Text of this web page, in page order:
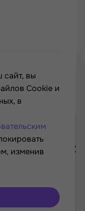
России
культуры, 2021—
сайт, вы
Cookie и
в
изменив